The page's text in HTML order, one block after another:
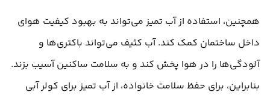
همچنین، استفاده از آب تمیز می‌تواند به بهبود کیفیت هوای
داخل ساختمان کمک کند. آب کثیف می‌تواند باکتری‌ها و
آلودگی‌ها را در هوا پخش کند و به سلامت ساکنین آسیب بزند.
بنابراین، برای حفظ سلامت خانواده، از آب تمیز برای کولر آبی